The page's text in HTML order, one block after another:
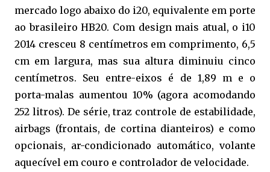
mercado logo abaixo do i20, equivalente em porte
ao brasileiro HB20. Com design mais atual, o i10
2014 cresceu 8 centímetros em comprimento, 6,5
cm em largura, mas sua altura diminuiu cinco
centímetros. Seu entre-eixos é de 1,89 m e o
porta-malas aumentou 10% (agora acomodando
252 litros). De série, traz controle de estabilidade,
airbags (frontais, de cortina dianteiros) e como
opcionais, ar-condicionado automático, volante
aquecível em couro e controlador de velocidade.